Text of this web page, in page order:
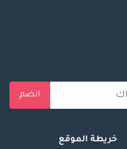
انضم
خريطة الموقع